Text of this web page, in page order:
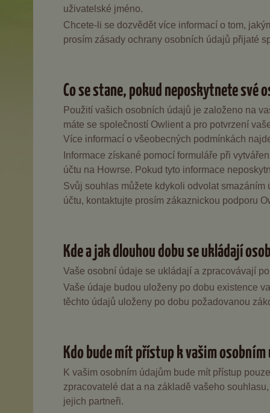
uživatelské jméno.
Chcete-li se dozvědět více informací o tom,
prosím zásady ochrany osobních údajů přijaté
Co se stane, pokud neposkytnete své
Použití vašich osobních údajů je založeno na
máte se společností Owlient a pro potvrzení
Více informací o všeobecných podmínkách
Informace získané pomocí formuláře při
účtu na Howrse. Pokud tyto informace
Svůj souhlas můžete kdykoli odvolat
účtu, kontaktujte prosím zákaznickou podporu
Kde a jak dlouhou dobu se ukládají
Vaše osobní údaje se ukládají a zpracovávají
Vaše údaje budou uloženy po dobu existence
těchto údajů uloženy po dobu požadovanou
Kdo bude mít přístup k vašim osobním
K vašim osobním údajům bude mít přístup
zpracovatelé dat a na základě vašeho
jejich partneři.